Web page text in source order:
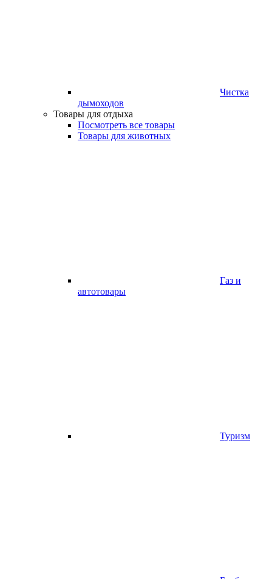
Чистка
дымоходов
Товары для отдыха
Посмотреть все товары
Товары для животных
Газ и
автотовары
Туризм